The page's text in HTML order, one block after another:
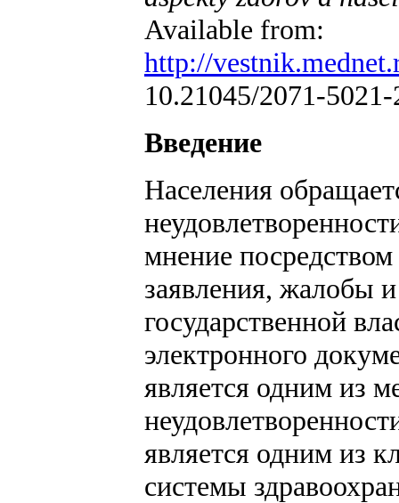
Available from:
http://
10.21045/2071-
Введение
Населения
мнение
заявления, жалобы
государственной
электронного
является одним из
является одним из
системы